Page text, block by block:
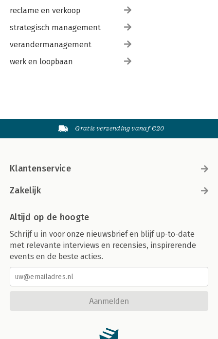
reclame en verkoop
strategisch management
verandermanagement
werk en loopbaan
Gratis verzending vanaf €20
Klantenservice
Zakelijk
Altijd op de hoogte
Schrijf u in voor onze nieuwsbrief en blijf up-to-date
met relevante interviews en recensies, inspirerende
events en de beste acties.
Aanmelden